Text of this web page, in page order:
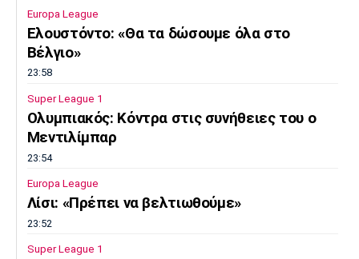
Europa League
Ελουστόντο: «Θα τα δώσουμε όλα στο
Βέλγιο»
23:58
Super League 1
Ολυμπιακός: Κόντρα στις συνήθειες του ο
Μεντιλίμπαρ
23:54
Europa League
Λίσι: «Πρέπει να βελτιωθούμε»
23:52
Super League 1